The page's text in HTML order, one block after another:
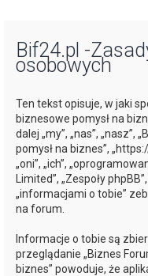
Bif24.pl -
osobowych
Ten tekst opisuje, w jaki
biznesowe pomysł na
dalej „my”, „nas”,
pomysł na biznes”,
„oni”, „ich”,
Limited”, „Zespoły
„informacjami o tobie”
na forum.
Informacje o tobie są
przeglądanie „Biznes
biznes” powoduje, że